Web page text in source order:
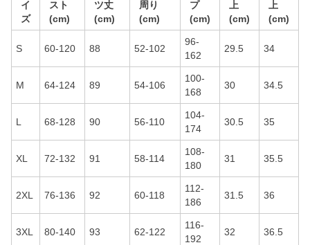
イ
ズ
スト
(cm)
ツ丈
(cm)
周り
(cm)
プ
(cm)
上
(cm)
上
(cm)
S 60-120 88 52-102
96-
162
29.5 34
M 64-124 89 54-106
100-
168
30 34.5
L 68-128 90 56-110
104-
174
30.5 35
XL 72-132 91 58-114
108-
180
31 35.5
2XL 76-136 92 60-118
112-
186
31.5 36
3XL 80-140 93 62-122
116-
192
32 36.5